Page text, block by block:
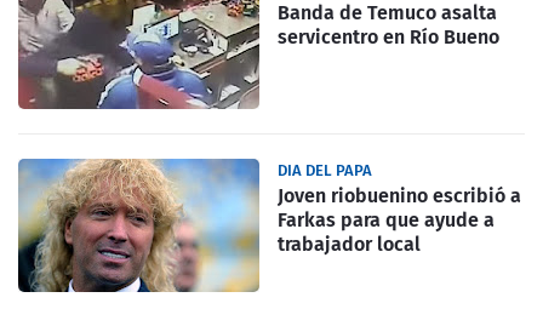
Banda de Temuco asalta
servicentro en Río Bueno
DIA DEL PAPA
Joven riobuenino escribió a
Farkas para que ayude a
trabajador local